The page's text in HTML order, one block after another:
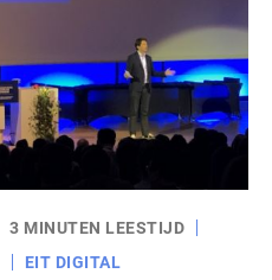
3 MINUTEN LEESTIJD
EIT DIGITAL